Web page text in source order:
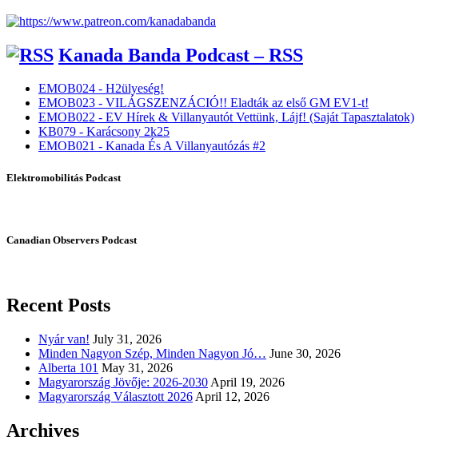
Kanada Banda Podcast – RSS
EMOB024 - H2ülyeség!
EMOB023 - VILÁGSZENZÁCIÓ!! Eladták az első GM EV1-t!
EMOB022 - EV Hírek & Villanyautót Vettünk, Lájf! (Saját Tapasztalatok)
KB079 - Karácsony 2k25
EMOB021 - Kanada És A Villanyautózás #2
Elektromobilitás Podcast
Canadian Observers Podcast
Recent Posts
Nyár van! July 31, 2026
Minden Nagyon Szép, Minden Nagyon Jó… June 30, 2026
Alberta 101 May 31, 2026
Magyarország Jövője: 2026-2030 April 19, 2026
Magyarország Választott 2026 April 12, 2026
Archives